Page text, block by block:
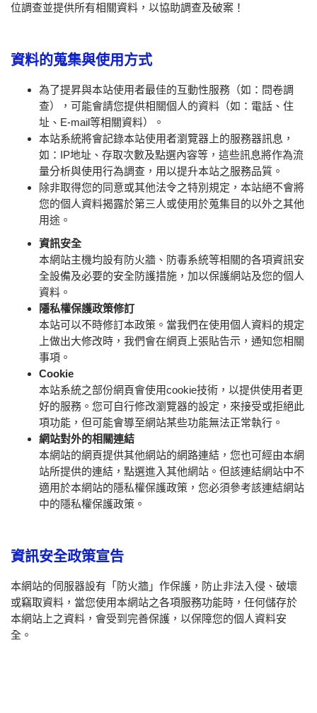
位調查並提供所有相關資料，以協助調查及破案！
資料的蒐集與使用方式
為了提昇與本站使用者最佳的互動性服務（如：問卷調
查），可能會請您提供相關個人的資料（如：電話、住
址、E-mail等相關資料）。
本站系統將會記錄本站使用者瀏覽器上的服務器訊息，
如：IP地址、存取次數及點選內容等，這些訊息將作為流
量分析與使用行為調查，用以提升本站之服務品質。
除非取得您的同意或其他法令之特別規定，本站絕不會將
您的個人資料揭露於第三人或使用於蒐集目的以外之其他
用途。
資訊安全
本網站主機均設有防火牆、防毒系統等相關的各項資訊安
全設備及必要的安全防護措施，加以保護網站及您的個人
資料。
隱私權保護政策修訂
本站可以不時修訂本政策。當我們在使用個人資料的規定
上做出大修改時，我們會在網頁上張貼告示，通知您相關
事項。
Cookie
本站系統之部份網頁會使用cookie技術，以提供使用者更
好的服務。您可自行修改瀏覽器的設定，來接受或拒絕此
項功能，但可能會導至網站某些功能無法正常執行。
網站對外的相關連結
本網站的網頁提供其他網站的網路連結，您也可經由本網
站所提供的連結，點選進入其他網站。但該連結網站中不
適用於本網站的隱私權保護政策，您必須參考該連結網站
中的隱私權保護政策。
資訊安全政策宣告
本網站的伺服器設有「防火牆」作保護，防止非法入侵、破壞
或竊取資料，當您使用本網站之各項服務功能時，任何儲存於
本網站上之資料，會受到完善保護，以保障您的個人資料安
全。